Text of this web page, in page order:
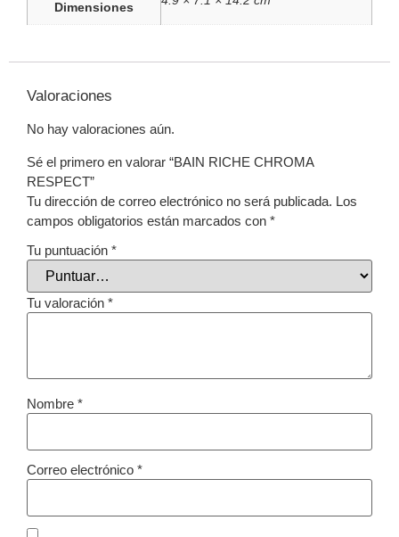
Dimensiones
Valoraciones
No hay valoraciones aún.
Sé el primero en valorar “BAIN RICHE CHROMA
RESPECT”
Tu dirección de correo electrónico no será publicada. Los
campos obligatorios están marcados con *
Tu puntuación *
Tu valoración *
Nombre *
Correo electrónico *